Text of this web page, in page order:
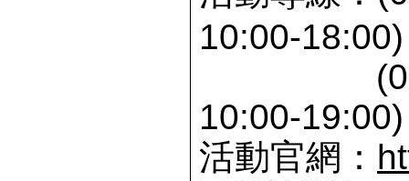
10:00-18:00)
10:00-19:00)
活動官網：